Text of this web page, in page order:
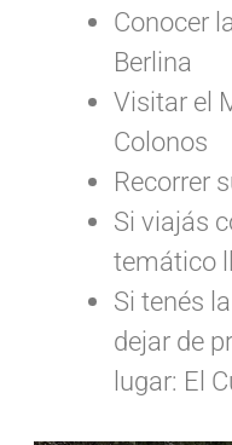
Conocer
Berlina
Visitar el
Colonos
Recorrer
Si viajás
temático
Si tenés
dejar de
lugar: El